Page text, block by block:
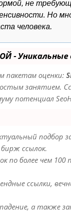
не
Но
человека.
-
пакетам оценки:
занятием.
потенциал
подбор
ссылок.
по более чем
ссылки,
а также